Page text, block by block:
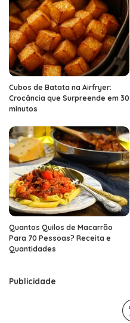
Cubos de Batata na Airfryer:
Crocância que Surpreende em 30
minutos
Quantos Quilos de Macarrão
Para 70 Pessoas? Receita e
Quantidades
Publicidade